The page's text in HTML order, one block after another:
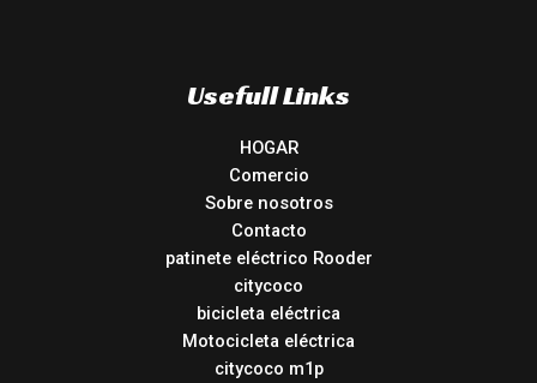
Usefull Links
HOGAR
Comercio
Sobre nosotros
Contacto
patinete eléctrico Rooder
citycoco
bicicleta eléctrica
Motocicleta eléctrica
citycoco m1p